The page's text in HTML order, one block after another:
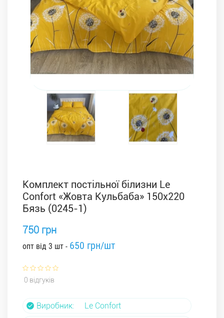
Комплект постільної білизни Le
Confort «Жовта Кульбаба» 150x220
Бязь (0245-1)
750 грн
опт від 3 шт - 650 грн/шт
0 відгуків
Виробник:
Le Confort